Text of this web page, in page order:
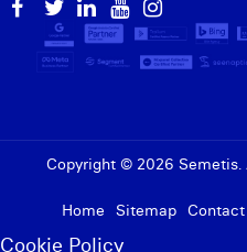
Copyright © 2026 Semetis.
Home Sitemap Contact
Cookie Policy